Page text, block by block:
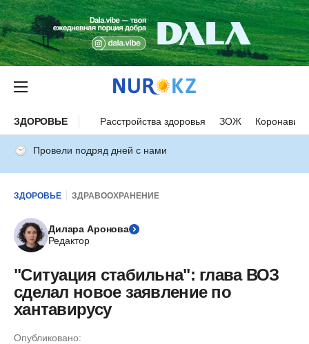
ЗДОРОВЬЕ Расстройства здоровья ЗОЖ
Провели подряд дней с нами
ЗДОРОВЬЕ ЗДРАВООХРАНЕНИЕ
Дилара Аронова
Редактор
"Ситуация стабильна": глава ВОЗ
сделал новое заявление по
хантавирусу
Опубликовано: